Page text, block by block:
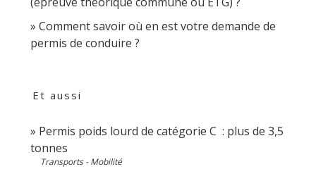
Comment savoir où en est votre demande de
permis de conduire ?
Et aussi
Permis poids lourd de catégorie C : plus de 3,5
tonnes
Transports - Mobilité